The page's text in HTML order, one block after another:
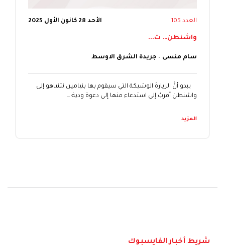
العدد 105 الأحد 28 كانون الأول 2025
واشنطن… ت...
سام منسى – جريدة الشرق الاوسط
يبدو أنَّ الزيارةَ الوشيكة التي سيقوم بها بنيامين نتنياهو إلى
واشنطن أقربُ إلى استدعاء منها إلى دعوة ودية؛…
المزيد
شريط أخبار الفايسبوك